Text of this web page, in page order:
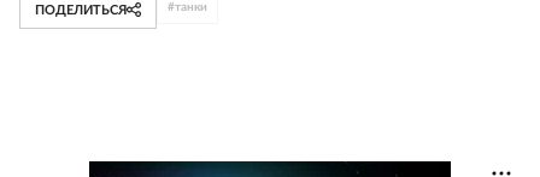
ПОДЕЛИТЬСЯ #танки